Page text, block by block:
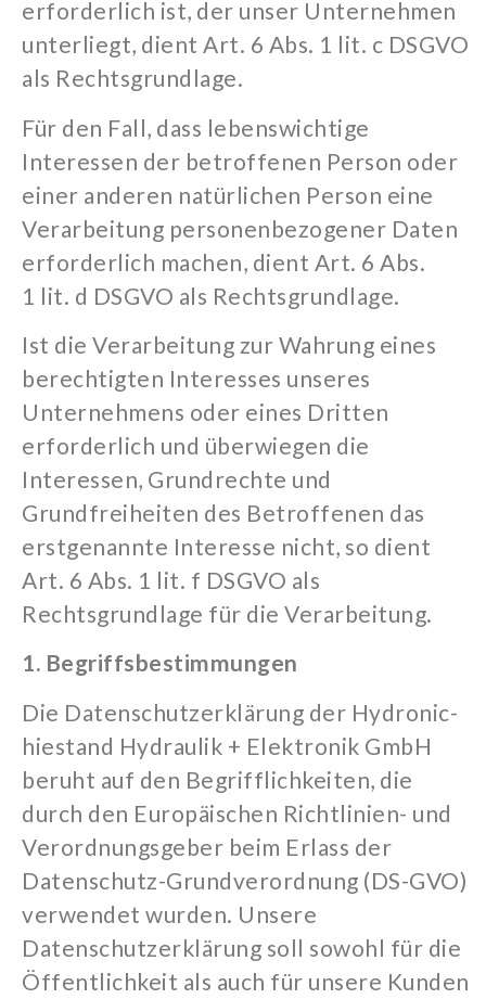
erforderlich ist, der unser Unternehmen
unterliegt, dient Art. 6 Abs. 1 lit. c DSGVO
als Rechtsgrundlage.
Für den Fall, dass lebenswichtige
Interessen der betroffenen Person oder
einer anderen natürlichen Person eine
Verarbeitung personenbezogener Daten
erforderlich machen, dient Art. 6 Abs.
1 lit. d DSGVO als Rechtsgrundlage.
Ist die Verarbeitung zur Wahrung eines
berechtigten Interesses unseres
Unternehmens oder eines Dritten
erforderlich und überwiegen die
Interessen, Grundrechte und
Grundfreiheiten des Betroffenen das
erstgenannte Interesse nicht, so dient
Art. 6 Abs. 1 lit. f DSGVO als
Rechtsgrundlage für die Verarbeitung.
1. Begriffsbestimmungen
Die Datenschutzerklärung der Hydronic-
hiestand Hydraulik + Elektronik GmbH
beruht auf den Begrifflichkeiten, die
durch den Europäischen Richtlinien- und
Verordnungsgeber beim Erlass der
Datenschutz-Grundverordnung (DS-GVO)
verwendet wurden. Unsere
Datenschutzerklärung soll sowohl für die
Öffentlichkeit als auch für unsere Kunden